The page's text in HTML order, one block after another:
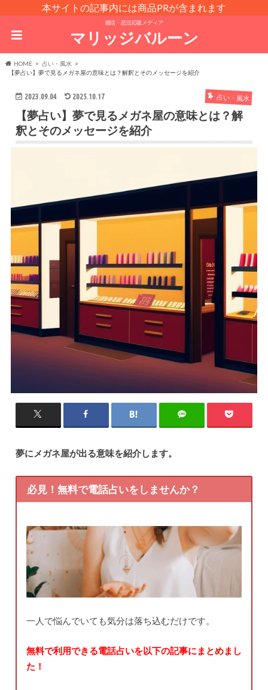
本サイトの記事内には商品PRが含まれます
婚活・恋活応援メディア
マリッジバルーン
HOME
占い・風水
【夢占い】夢で見るメガネ屋の意味とは？解釈とそのメッセージを紹介
2023.09.04 2025.10.17 占い・風水
【夢占い】夢で見るメガネ屋の意味とは？解
釈とそのメッセージを紹介
夢にメガネ屋が出る意味を紹介します。
必見！無料で電話占いをしませんか？
一人で悩んでいても気分は落ち込むだけです。
無料で利用できる電話占いを以下の記事にまとめまし
た！